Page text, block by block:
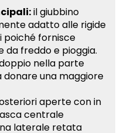
il giubbino
adatto alle rigide
fornisce
da freddo e pioggia.
nella parte
una maggiore
aperte con in
centrale
laterale retata